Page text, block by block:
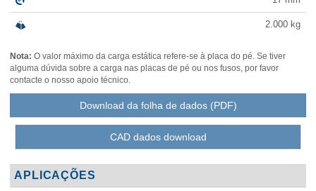
2.000 kg
Nota: O valor máximo da carga estática refere-se à placa do pé. Se tiver
alguma dúvida sobre a carga nas placas de pé ou nos fusos, por favor
contacte o nosso apoio técnico.
Download da folha de dados (PDF)
CAD dados download
APLICAÇÕES